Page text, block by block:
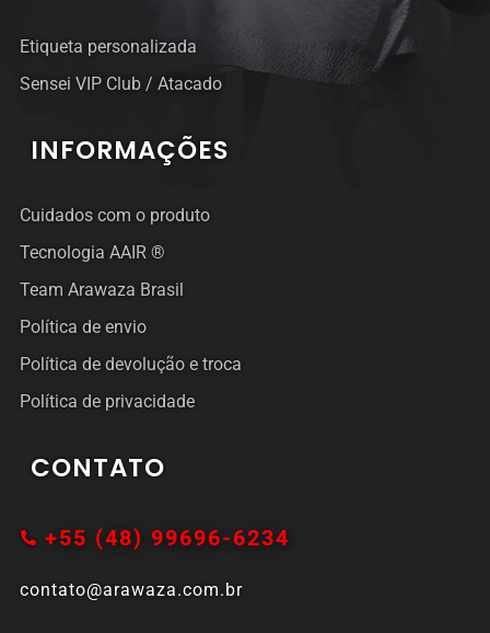
Etiqueta personalizada
Sensei VIP Club / Atacado
INFORMAÇÕES
Cuidados com o produto
Tecnologia AAIR ®
Team Arawaza Brasil
Política de envio
Política de devolução e troca
Política de privacidade
CONTATO
+55 (48) 99696-6234
contato@arawaza.com.br